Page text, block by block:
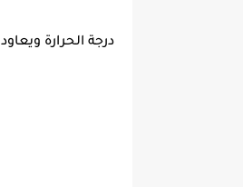
درجة الحرارة